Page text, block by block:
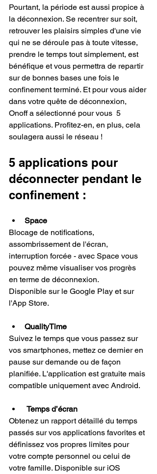
Pourtant, la période est aussi propice à
la déconnexion. Se recentrer sur soit,
retrouver les plaisirs simples d'une vie
qui ne se déroule pas à toute vitesse,
prendre le temps tout simplement, est
bénéfique et vous permettra de repartir
sur de bonnes bases une fois le
confinement terminé. Et pour vous aider
dans votre quête de déconnexion,
Onoff a sélectionné pour vous  5
applications. Profitez-en, en plus, cela
soulagera aussi le réseau !
5 applications pour
déconnecter pendant le
confinement :
Space
Blocage de notifications,
assombrissement de l'écran,
interruption forcée - avec Space vous
pouvez même visualiser vos progrès
en terme de déconnexion.
Disponible sur le Google Play et sur
l'App Store.
QualityTime
Suivez le temps que vous passez sur
vos smartphones, mettez ce dernier en
pause sur demande ou de façon
planifiée. L'application est gratuite mais
compatible uniquement avec Android.
Temps d’écran
Obtenez un rapport détaillé du temps
passés sur vos applications favorites et
définissez vos propres limites pour
votre compte personnel ou celui de
votre famille. Disponible sur iOS